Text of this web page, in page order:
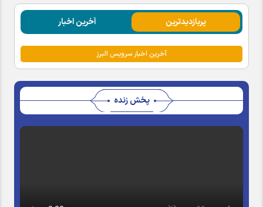
پربازدیدترین آخرین اخبار
آخرین اخبار سرویس البرز
پخش زنده